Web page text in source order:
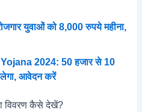
युवाओं को 8,000 रुपये महीना,
2024: 50 हजार से 10
आवेदन करें
विवरण कैसे देखें?